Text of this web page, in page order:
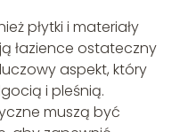
płytki i materiały
łazience ostateczny
aspekt, który
i pleśnią.
muszą być